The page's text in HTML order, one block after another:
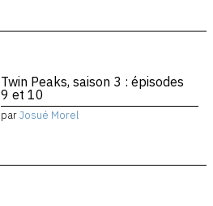
Twin Peaks, saison 3 : épisodes
9 et 10
parJosué Morel